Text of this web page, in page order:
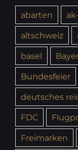
abarten
altschweiz
basel
Bundesfeier
deutsches
FDC
Freimarken